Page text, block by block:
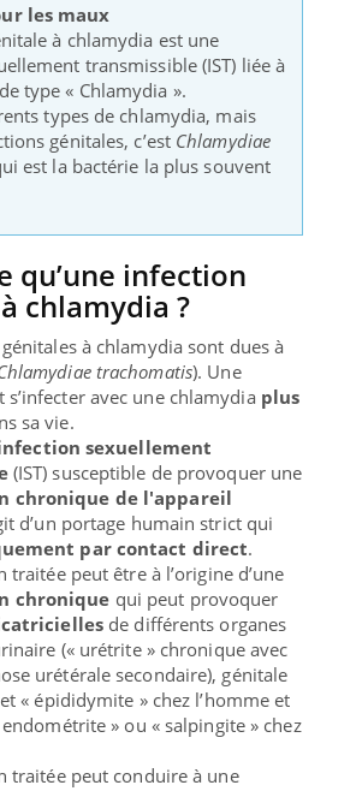
les maux
à chlamydia est une
transmissible (IST) liée à
type « Chlamydia ».
types de chlamydia, mais
génitales, c’est Chlamydiae
est la bactérie la plus souvent
qu’une infection
chlamydia ?
à chlamydia sont dues à
trachomatis). Une
avec une chlamydia plus
sa vie.
sexuellement
(IST) susceptible de provoquer une
chronique de l'appareil
d’un portage humain strict qui
par contact direct.
traitée peut être à l’origine d’une
chronique qui peut provoquer
de différents organes
(« urétrite » chronique avec
urétérale secondaire), génitale
« épididymite » chez l’homme et
» ou « salpingite » chez
traitée peut conduire à une